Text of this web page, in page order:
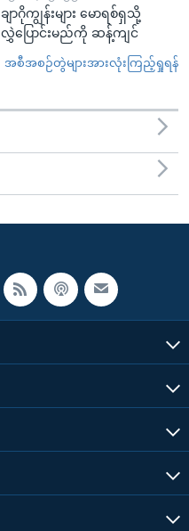
ချာဂိုကျွန်းများ မောရစ်ရှသို့
လွှဲပြောင်းမည်ကို ဆန့်ကျင်
အစီအစဉ်တွဲများအားလုံးကြည့်ရှုရန်